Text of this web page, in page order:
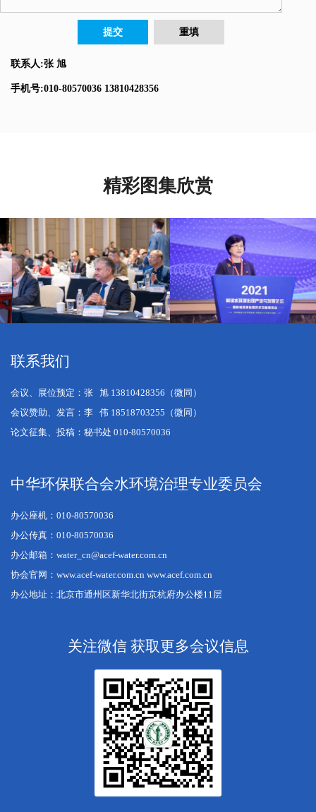
联系人:张 旭
手机号:010-80570036 13810428356
精彩图集欣赏
联系我们
会议、展位预定：张 旭 13810428356（微同）
会议赞助、发言：李 伟 18518703255（微同）
论文征集、投稿：秘书处 010-80570036
中华环保联合会水环境治理专业委员会
办公座机：010-80570036
办公传真：010-80570036
办公邮箱：water_cn@acef-water.com.cn
协会官网：www.acef-water.com.cn www.acef.com.cn
办公地址：北京市通州区新华北街京杭府办公楼11层
关注微信 获取更多会议信息